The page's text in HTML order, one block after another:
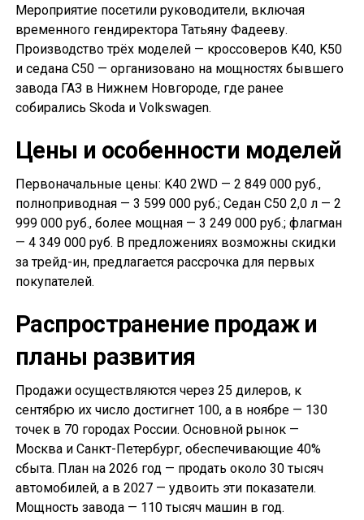
Мероприятие посетили руководители, включая
временного гендиректора Татьяну Фадееву.
Производство трёх моделей — кроссоверов K40, K50
и седана С50 — организовано на мощностях бывшего
завода ГАЗ в Нижнем Новгороде, где ранее
собирались Skoda и Volkswagen.
Цены и особенности моделей
Первоначальные цены: K40 2WD — 2 849 000 руб.,
полноприводная — 3 599 000 руб.; Седан С50 2,0 л — 2
999 000 руб., более мощная — 3 249 000 руб.; флагман
— 4 349 000 руб. В предложениях возможны скидки
за трейд-ин, предлагается рассрочка для первых
покупателей.
Распространение продаж и
планы развития
Продажи осуществляются через 25 дилеров, к
сентябрю их число достигнет 100, а в ноябре — 130
точек в 70 городах России. Основной рынок —
Москва и Санкт-Петербург, обеспечивающие 40%
сбыта. План на 2026 год — продать около 30 тысяч
автомобилей, а в 2027 — удвоить эти показатели.
Мощность завода — 110 тысяч машин в год.